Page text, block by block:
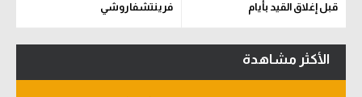
قبل إغلاق القيد بأيام
فرينتشفاروشي
الأكثر مشاهدة